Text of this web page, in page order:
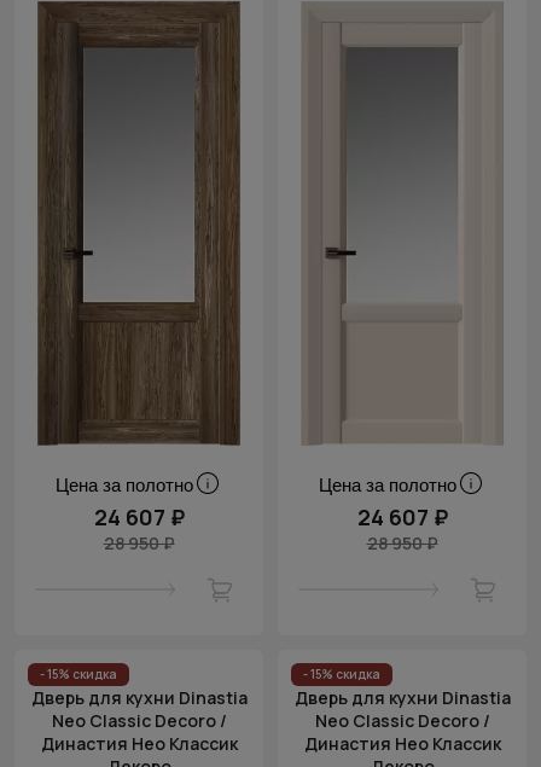
Цена за полотно
24 607 ₽
28 950 ₽
Цена за полотно
24 607 ₽
28 950 ₽
- 15% скидка
Дверь для кухни Dinastia
Neo Classic Decoro /
Династия Нео Классик
- 15% скидка
Дверь для кухни Dinastia
Neo Classic Decoro /
Династия Нео Классик